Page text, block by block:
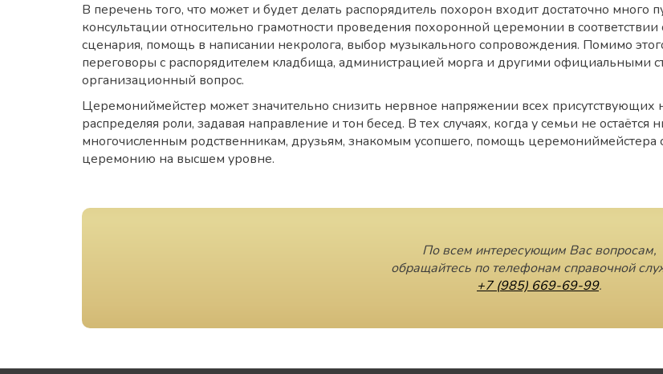
В перечень того, что может и будет делать распорядитель похорон входит достаточно
консультации относительно грамотности проведения похоронной церемонии в
сценария, помощь в написании некролога, выбор музыкального сопровождения. Помимо
переговоры с распорядителем кладбища, администрацией морга и другими официальными
организационный вопрос.
Церемониймейстер может значительно снизить нервное напряжении всех присутствующих
распределяя роли, задавая направление и тон бесед. В тех случаях, когда у семьи не
многочисленным родственникам, друзьям, знакомым усопшего, помощь церемониймейстера
церемонию на высшем уровне.
По всем интересующим Вас вопросам,
обращайтесь по телефонам справочной
+7 (985) 669-69-99.